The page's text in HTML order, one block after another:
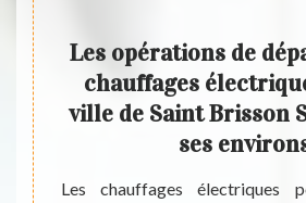
un
Les opérations de
chauffages
ville de Saint Brisson
ses
Les chauffages électriques